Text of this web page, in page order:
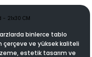
binlerce tablo
ve yüksek kaliteli
estetik tasarım ve